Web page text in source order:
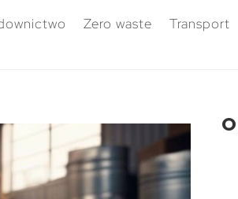
Zero waste Transport